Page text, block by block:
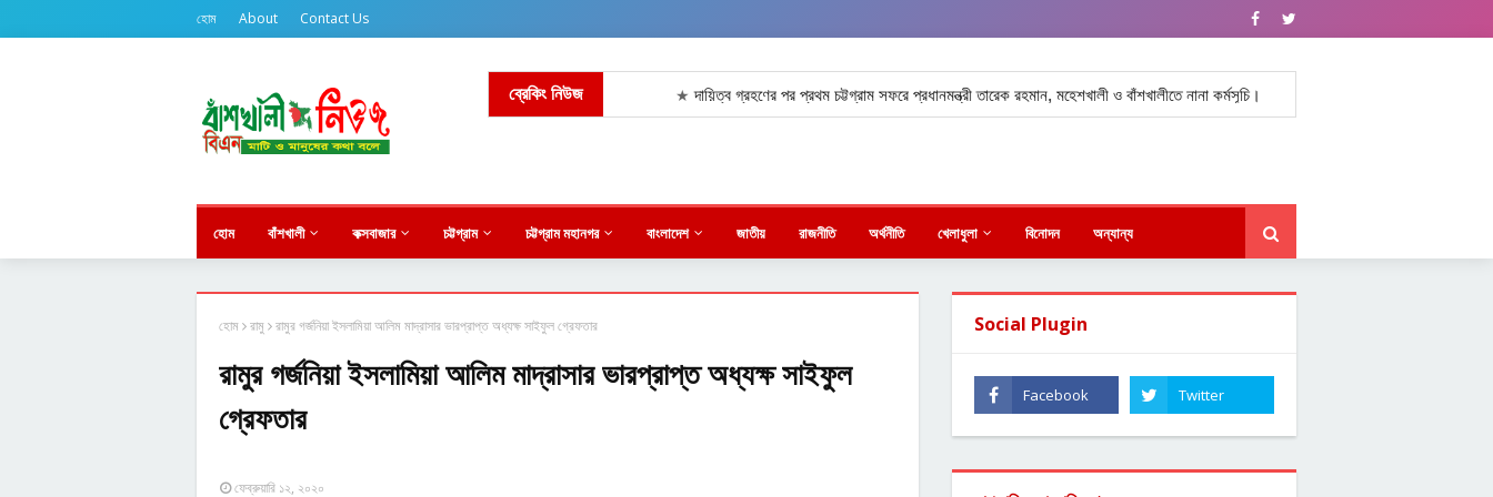
হোম About Contact Us
ব্রেকিং নিউজ দায়িত্ব গ্রহণের পর প্রথম চট্টগ্রাম সফরে প্রধানমন্ত্রী তারেক রহমান, মহেশখালী ও বাঁশখালীতে নানা কর্মসূচি।
হোম বাঁশখালী কক্সবাজার চট্টগ্রাম চট্টগ্রাম মহানগর বাংলাদেশ জাতীয় রাজনীতি অর্থনীতি খেলাধুলা বিনোদন অন্যান্য
হোম রামু রামুর গর্জনিয়া ইসলামিয়া আলিম মাদ্রাসার ভারপ্রাপ্ত অধ্যক্ষ সাইফুল গ্রেফতার
রামুর গর্জনিয়া ইসলামিয়া আলিম মাদ্রাসার ভারপ্রাপ্ত অধ্যক্ষ সাইফুল
গ্রেফতার
ফেব্রুয়ারি ১২, ২০২০
Social Plugin